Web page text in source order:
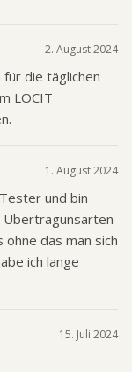
2. August 2024
für die täglichen
LOCIT
1. August 2024
und bin
Übertragunsarten
das man sich
ich lange
15. Juli 2024